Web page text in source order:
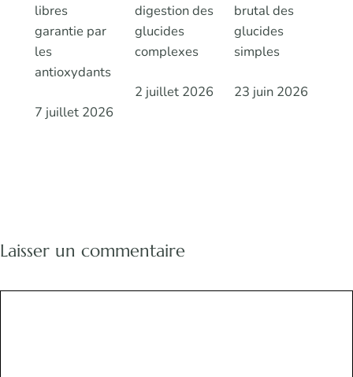
libres
garantie par
les
antioxydants
7 juillet 2026
digestion des
glucides
complexes
2 juillet 2026
brutal des
glucides
simples
23 juin 2026
Laisser un commentaire